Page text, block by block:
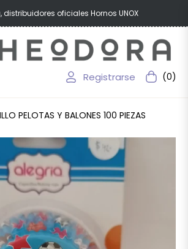
distribuidores oficiales Hornos UNOX
Registrarse Carrito
(0)
PELOTAS Y BALONES 100 PIEZAS